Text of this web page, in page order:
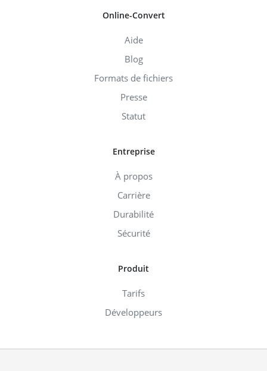
Online-Convert
Aide
Blog
Formats de fichiers
Presse
Statut
Entreprise
À propos
Carrière
Durabilité
Sécurité
Produit
Tarifs
Développeurs